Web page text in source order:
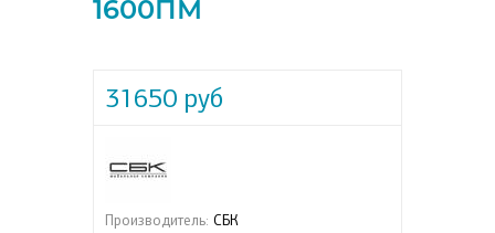
1600ПМ
31650 руб
Производитель: СБК